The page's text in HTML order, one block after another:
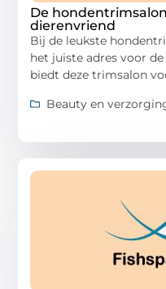
De
dierenvriend
Bij de leukste
het juiste adres voor
biedt deze trimsalon
Beauty en